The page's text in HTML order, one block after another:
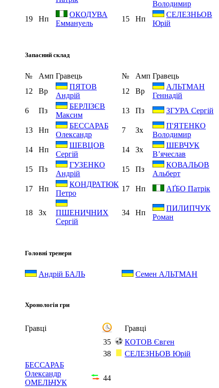
Володимир
19
Нп
ОКОДУВА
Еммануель
15 Нп
СЕЛЕЗНЬОВ
Юрій
Запасний склад
№ Амп Гравець № Амп Гравець
12
Вр
ПЯТОВ
Андрій
12 Вр
АЛЬТМАН
Геннадій
6
Пз
БЕРЛІЗЄВ
Максим
13 Пз ЗГУРА Сергій
13 Нп
БЕССАРАБ
Олександр
7 Зх
П'ЯТЕНКО
Володимир
14
Нп
ШЕВЦОВ
Сергій
14 Зх
ШЕВЧУК
В’ячеслав
15
Пз
ГУЗЕНКО
Андрій
15 Пз
КОВАЛЬОВ
Альберт
17
Нп
КОНДРАТЮК
Петро
17 Нп АҐБО Патрік
18 Зх
ПШЕНИЧНИХ
Сергій
34 Нп
ПИЛИПЧУК
Роман
Головні тренери
Андрій БАЛЬ Семен АЛЬТМАН
Хронологія гри
Гравці
Гравці
35
КОТОВ Євген
38
СЕЛЕЗНЬОВ Юрій
БЕССАРАБ
Олександр
ОМЕЛЬЧУК
44